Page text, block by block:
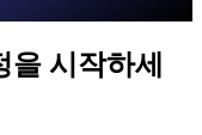
시작하세